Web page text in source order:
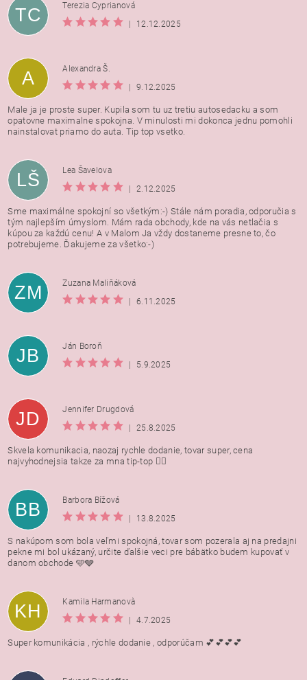
TC
Terezia Cyprianová
|
12.12.2025
A
Alexandra Š.
|
9.12.2025
Male ja je proste super. Kupila som tu uz tretiu autosedacku a som
opatovne maximalne spokojna. V minulosti mi dokonca jednu pomohli
nainstalovat priamo do auta. Tip top vsetko.
LŠ
Lea Šavelova
|
2.12.2025
Sme maximálne spokojní so všetkým:-) Stále nám poradia, odporučia s
tým najlepším úmyslom. Mám rada obchody, kde na vás netlačia s
kúpou za každú cenu! A v Malom Ja vždy dostaneme presne to, čo
potrebujeme. Ďakujeme za všetko:-)
ZM
Zuzana Maliňáková
|
6.11.2025
JB
Ján Boroň
|
5.9.2025
JD
Jennifer Drugdová
|
25.8.2025
Skvela komunikacia, naozaj rychle dodanie, tovar super, cena
najvyhodnejsia takze za mna tip-top 👍🏻
BB
Barbora Bížová
|
13.8.2025
S nakúpom som bola veľmi spokojná, tovar som pozerala aj na predajni
pekne mi bol ukázaný, určite ďalšie veci pre bábätko budem kupovať v
danom obchode 🩵🩶
KH
Kamila Harmanovà
|
4.7.2025
Super komunikácia , rýchle dodanie , odporúčam 💕💕💕💕